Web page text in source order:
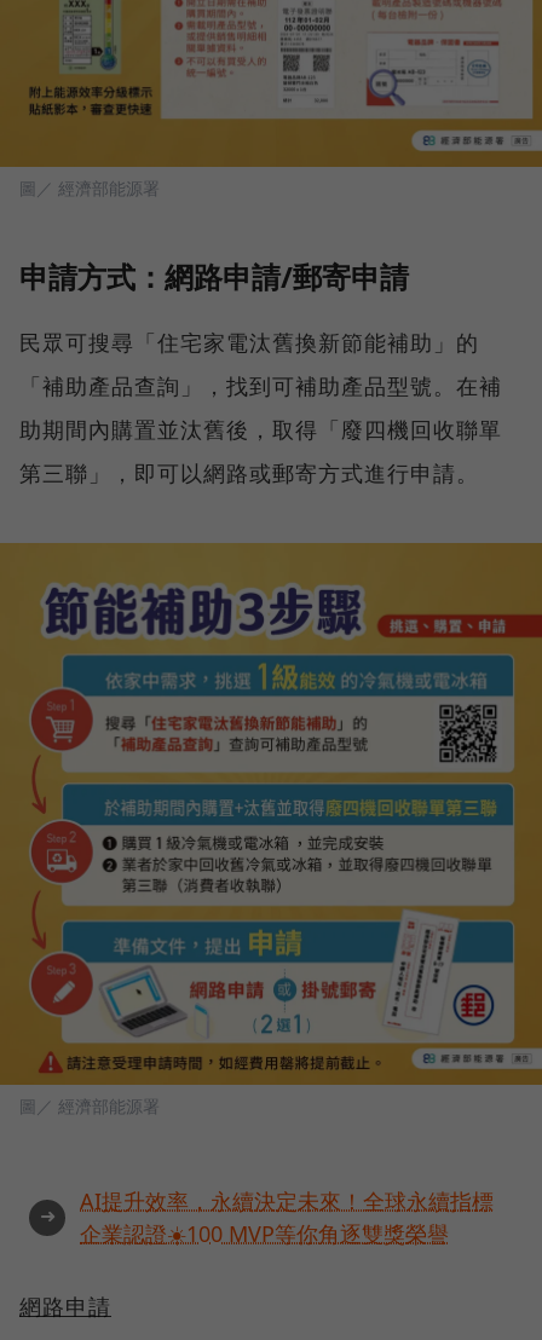
圖／ 經濟部能源署
申請方式：網路申請/郵寄申請
民眾可搜尋「住宅家電汰舊換新節能補助」的
「補助產品查詢」，找到可補助產品型號。在補
助期間內購置並汰舊後，取得「廢四機回收聯單
第三聯」，即可以網路或郵寄方式進行申請。
圖／ 經濟部能源署
➜
AI提升效率，永續決定未來！全球永續指標
企業認證☀️100 MVP等你角逐雙獎榮譽
網路申請